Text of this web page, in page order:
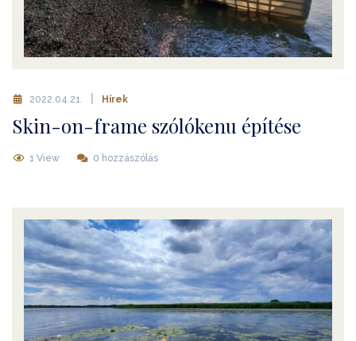
2022.04.21. Hírek
Skin-on-frame szólókenu építése
1 View 0 hozzászólás